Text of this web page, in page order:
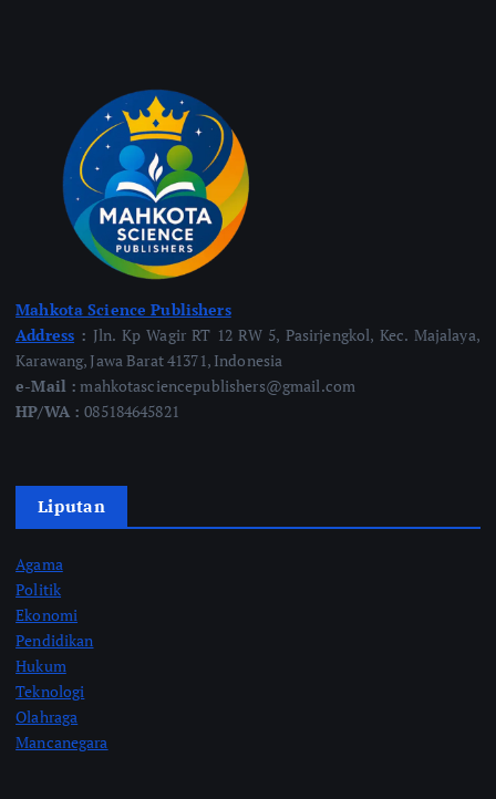
Mahkota Science Publishers
Address : Jln. Kp Wagir RT 12 RW 5, Pasirjengkol, Kec. Majalaya,
Karawang, Jawa Barat 41371, Indonesia
e-Mail : mahkotasciencepublishers@gmail.com
HP/WA :085184645821
Liputan
Agama
Politik
Ekonomi
Pendidikan
Hukum
Teknologi
Olahraga
Mancanegara